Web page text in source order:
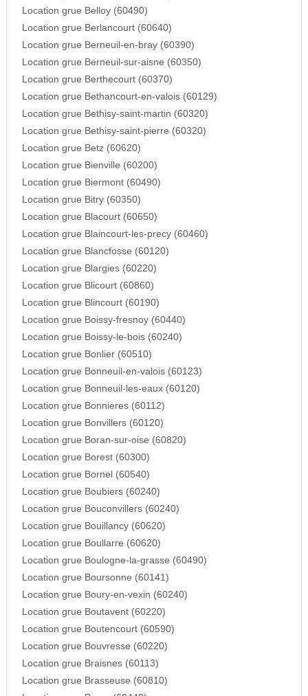
Location grue Belloy (60490)
Location grue Berlancourt (60640)
Location grue Berneuil-en-bray (60390)
Location grue Berneuil-sur-aisne (60350)
Location grue Berthecourt (60370)
Location grue Bethancourt-en-valois (60129)
Location grue Bethisy-saint-martin (60320)
Location grue Bethisy-saint-pierre (60320)
Location grue Betz (60620)
Location grue Bienville (60200)
Location grue Biermont (60490)
Location grue Bitry (60350)
Location grue Blacourt (60650)
Location grue Blaincourt-les-precy (60460)
Location grue Blancfosse (60120)
Location grue Blargies (60220)
Location grue Blicourt (60860)
Location grue Blincourt (60190)
Location grue Boissy-fresnoy (60440)
Location grue Boissy-le-bois (60240)
Location grue Bonlier (60510)
Location grue Bonneuil-en-valois (60123)
Location grue Bonneuil-les-eaux (60120)
Location grue Bonnieres (60112)
Location grue Bonvillers (60120)
Location grue Boran-sur-oise (60820)
Location grue Borest (60300)
Location grue Bornel (60540)
Location grue Boubiers (60240)
Location grue Bouconvillers (60240)
Location grue Bouillancy (60620)
Location grue Boullarre (60620)
Location grue Boulogne-la-grasse (60490)
Location grue Boursonne (60141)
Location grue Boury-en-vexin (60240)
Location grue Boutavent (60220)
Location grue Boutencourt (60590)
Location grue Bouvresse (60220)
Location grue Braisnes (60113)
Location grue Brasseuse (60810)